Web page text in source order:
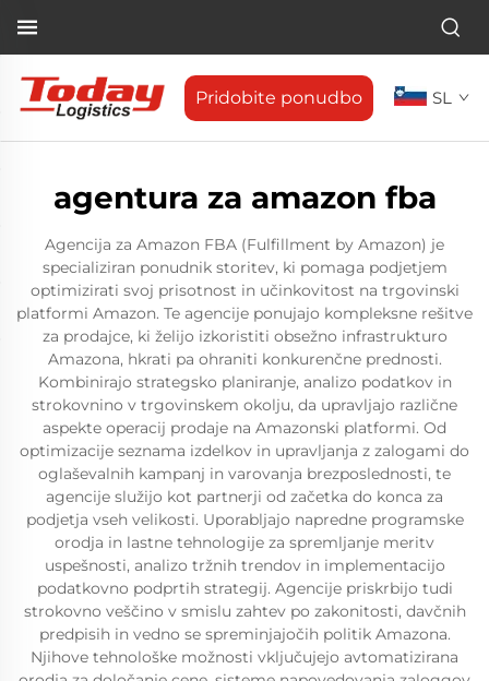
Pridobite ponudbo SL
agentura za amazon fba
Agencija za Amazon FBA (Fulfillment by Amazon) je
specializiran ponudnik storitev, ki pomaga podjetjem
optimizirati svoj prisotnost in učinkovitost na trgovinski
platformi Amazon. Te agencije ponujajo kompleksne rešitve
za prodajce, ki želijo izkoristiti obsežno infrastrukturo
Amazona, hkrati pa ohraniti konkurenčne prednosti.
Kombinirajo strategsko planiranje, analizo podatkov in
strokovnino v trgovinskem okolju, da upravljajo različne
aspekte operacij prodaje na Amazonski platformi. Od
optimizacije seznama izdelkov in upravljanja z zalogami do
oglaševalnih kampanj in varovanja brezposlednosti, te
agencije služijo kot partnerji od začetka do konca za
podjetja vseh velikosti. Uporabljajo napredne programske
orodja in lastne tehnologije za spremljanje meritv
uspešnosti, analizo tržnih trendov in implementacijo
podatkovno podprtih strategij. Agencije priskrbijo tudi
strokovno veščino v smislu zahtev po zakonitosti, davčnih
predpisih in vedno se spreminjajočih politik Amazona.
Njihove tehnološke možnosti vključujejo avtomatizirana